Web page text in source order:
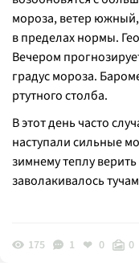
мороза, ветер
в пределах нормы.
Вечером
градус мороза.
ртутного столба.
В этот день часто
наступали сильные
зимнему теплу
заволакивалось
175 1 0 0